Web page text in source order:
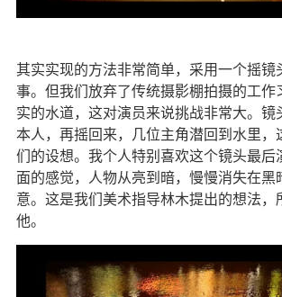
其实实现的方法非常简单，采用一个摇镜
事。但我们放弃了传统摄影棚拍摄的工作
实的水道，这对演员来说挑战非常大。镜
本人，再摇回来，几位主角潜回到水里，
们的设想。我个人特别喜欢这个镜头最后
面的感觉，人物从亮到暗，慢慢消失在黑
意。这是我们美术指导林木提出的想法，
他。